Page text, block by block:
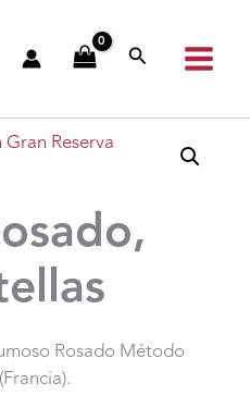
Buscar
Rosado Método